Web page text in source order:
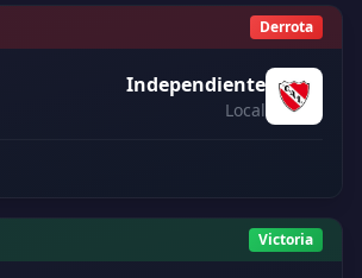
Derrota
Independiente
Local
Victoria